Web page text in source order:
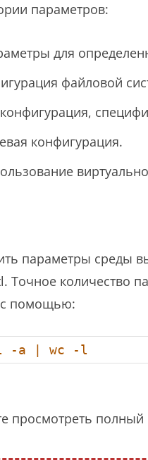
параметров:
для
файловой
конфигурация.
параметры среды
Точное количество
с помощью:
-a | wc -l
просмотреть